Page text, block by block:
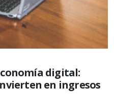
digital:
en ingresos